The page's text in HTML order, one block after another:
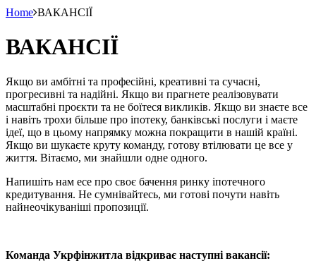
Home ВАКАНСІЇ
ВАКАНСІЇ
Якщо ви амбітні та професійні, креативні та сучасні,
прогресивні та надійні. Якщо ви прагнете реалізовувати
масштабні проєкти та не боїтеся викликів. Якщо ви знаєте все
і навіть трохи більше про іпотеку, банківські послуги і маєте
ідеї, що в цьому напрямку можна покращити в нашій країні.
Якщо ви шукаєте круту команду, готову втілювати це все у
життя. Вітаємо, ми знайшли одне одного.
Напишіть нам есе про своє бачення ринку іпотечного
кредитування. Не сумнівайтесь, ми готові почути навіть
найнеочікуваніші пропозиції.
Команда Укрфінжитла відкриває наступні вакансії: